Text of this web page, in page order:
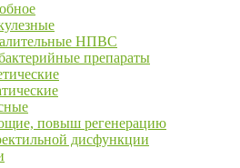
НПВС
препараты
повыш регенерацию
дисфункции